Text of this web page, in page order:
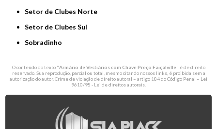
Setor de Clubes Norte
Setor de Clubes Sul
Sobradinho
O conteúdo do texto "Armário de Vestiários com Chave Preço Faiçalville" é de direito
reservado. Sua reprodução, parcial ou total, mesmo citando nossos links, é proibida sem a
autorização do autor. Crime de violação de direito autoral – artigo 184 do Código Penal – Lei
9610/98 - Lei de direitos autorais